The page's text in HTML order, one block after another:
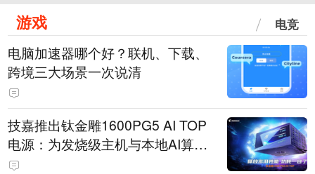
游戏 电竞
电脑加速器哪个好？联机、下载、
跨境三大场景一次说清
技嘉推出钛金雕1600PG5 AI TOP
电源：为发烧级主机与本地AI算力
打造旗舰供电方案